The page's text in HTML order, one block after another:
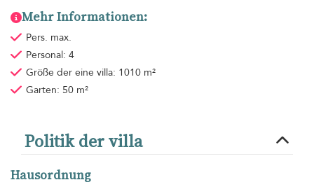
Mehr Informationen:
Pers. max.
Personal: 4
Größe der eine villa: 1010 m²
Garten: 50 m²
Politik der villa
Hausordnung